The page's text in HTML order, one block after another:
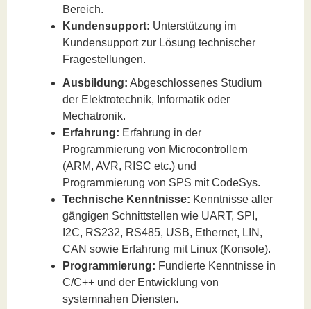
Bereich.
Kundensupport: Unterstützung im
Kundensupport zur Lösung technischer
Fragestellungen.
Ausbildung: Abgeschlossenes Studium
der Elektrotechnik, Informatik oder
Mechatronik.
Erfahrung: Erfahrung in der
Programmierung von Microcontrollern
(ARM, AVR, RISC etc.) und
Programmierung von SPS mit CodeSys.
Technische Kenntnisse: Kenntnisse aller
gängigen Schnittstellen wie UART, SPI,
I2C, RS232, RS485, USB, Ethernet, LIN,
CAN sowie Erfahrung mit Linux (Konsole).
Programmierung: Fundierte Kenntnisse in
C/C++ und der Entwicklung von
systemnahen Diensten.